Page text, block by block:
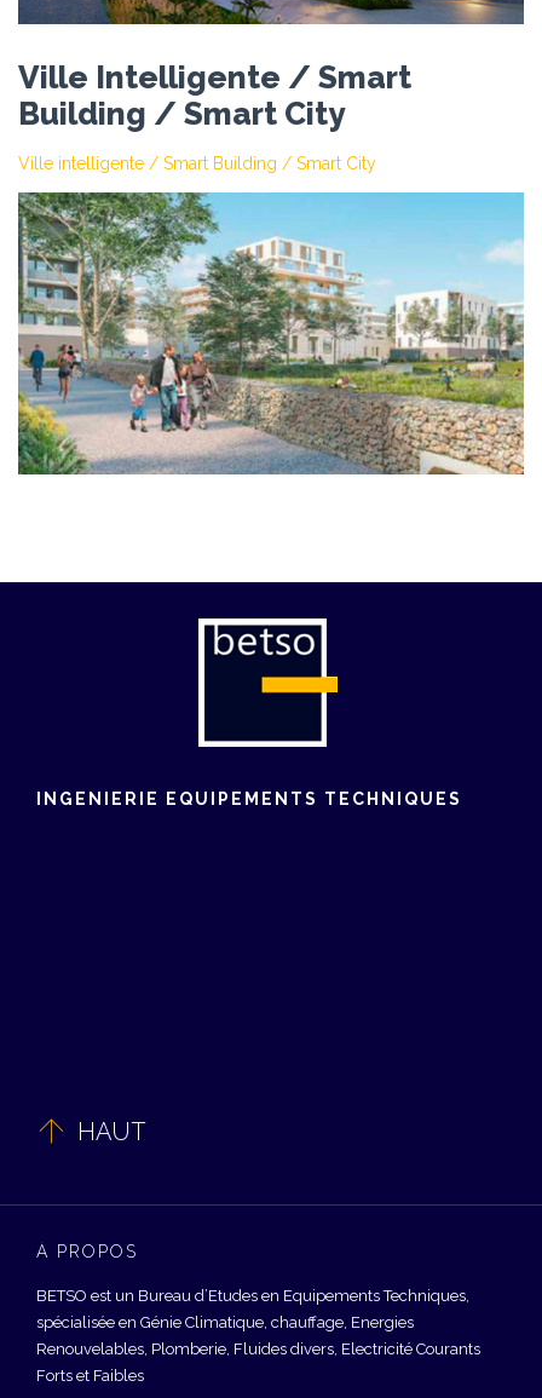
Ville Intelligente / Smart
Building / Smart City
Ville intelligente / Smart Building / Smart City
INGENIERIE EQUIPEMENTS TECHNIQUES
 HAUT
À PROPOS
BETSO est un Bureau d’Etudes en Equipements Techniques,
spécialisée en Génie Climatique, chauffage, Energies
Renouvelables, Plomberie, Fluides divers, Electricité Courants
Forts et Faibles